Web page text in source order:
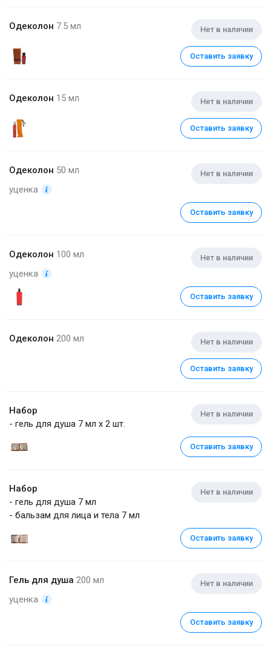
Одеколон 7.5 мл Нет в наличии
Оставить заявку
Одеколон 15 мл Нет в наличии
Оставить заявку
Одеколон 50 мл
уценка
Нет в наличии
Оставить заявку
Одеколон 100 мл
уценка
Нет в наличии
Оставить заявку
Одеколон 200 мл Нет в наличии
Оставить заявку
Набор
- гель для душа 7 мл x 2 шт.
Нет в наличии
Оставить заявку
Набор
- гель для душа 7 мл
- бальзам для лица и тела 7 мл
Нет в наличии
Оставить заявку
Гель для душа 200 мл
уценка
Нет в наличии
Оставить заявку